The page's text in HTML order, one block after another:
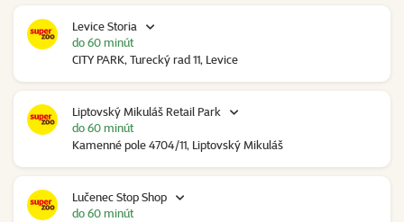
Levice Storia
CITY PARK, Turecký rad 11, Levice
do 60 minút
Liptovský Mikuláš Retail Park
Kamenné pole 4704/11, Liptovský Mikuláš
do 60 minút
Lučenec Stop Shop
do 60 minút